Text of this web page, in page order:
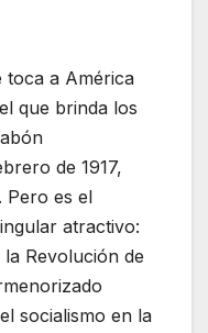
toca a América
que brinda los
de 1917,
Pero es el
atractivo:
Revolución de
socialismo en la